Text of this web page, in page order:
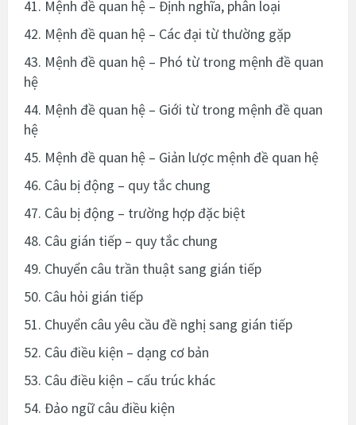
41. Mệnh đề quan hệ – Định nghĩa, phân loại
42. Mệnh đề quan hệ – Các đại từ thường gặp
43. Mệnh đề quan hệ – Phó từ trong mệnh đề quan
hệ
44. Mệnh đề quan hệ – Giới từ trong mệnh đề quan
hệ
45. Mệnh đề quan hệ – Giản lược mệnh đề quan hệ
46. Câu bị động – quy tắc chung
47. Câu bị động – trường hợp đặc biệt
48. Câu gián tiếp – quy tắc chung
49. Chuyển câu trần thuật sang gián tiếp
50. Câu hỏi gián tiếp
51. Chuyển câu yêu cầu đề nghị sang gián tiếp
52. Câu điều kiện – dạng cơ bản
53. Câu điều kiện – cấu trúc khác
54. Đảo ngữ câu điều kiện